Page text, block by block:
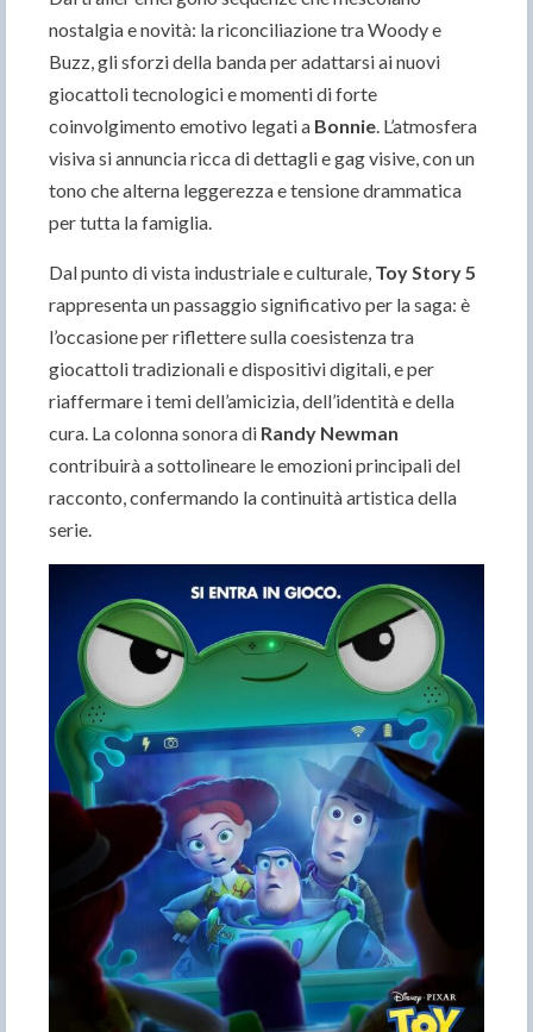
nostalgia e novità: la riconciliazione tra Woody e
Buzz, gli sforzi della banda per adattarsi ai nuovi
giocattoli tecnologici e momenti di forte
coinvolgimento emotivo legati a Bonnie. L’atmosfera
visiva si annuncia ricca di dettagli e gag visive, con un
tono che alterna leggerezza e tensione drammatica
per tutta la famiglia.
Dal punto di vista industriale e culturale, Toy Story 5
rappresenta un passaggio significativo per la saga: è
l’occasione per riflettere sulla coesistenza tra
giocattoli tradizionali e dispositivi digitali, e per
riaffermare i temi dell’amicizia, dell’identità e della
cura. La colonna sonora di Randy Newman
contribuirà a sottolineare le emozioni principali del
racconto, confermando la continuità artistica della
serie.